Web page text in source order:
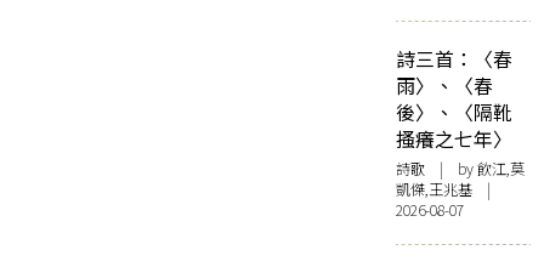
詩三首：〈春
雨〉、〈春
後〉、〈隔靴
搔癢之七年〉
詩歌 | by 飲江,莫
凱傑,王兆基 |
2026-08-07